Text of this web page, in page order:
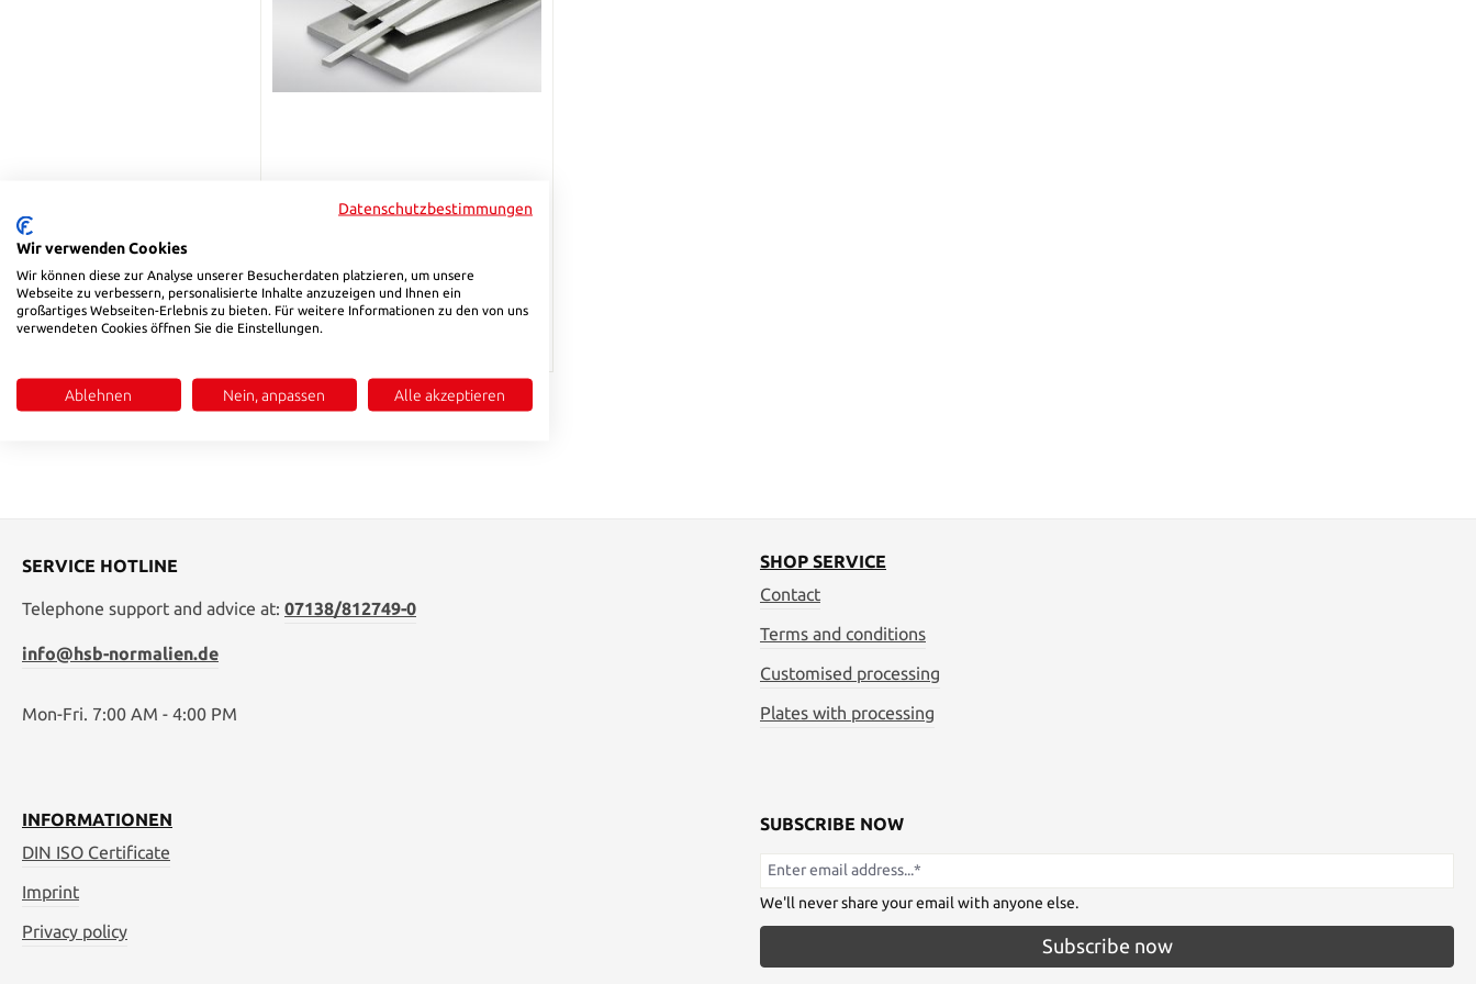
Regular price:
From
€39.00
SERVICE HOTLINE
Telephone support and advice at: 07138/812749-0
info@hsb-normalien.de
Mon-Fri. 7:00 AM - 4:00 PM
SHOP SERVICE
Contact
Terms and conditions
Customised processing
Plates with processing
INFORMATIONEN
DIN ISO Certificate
Imprint
Privacy policy
SUBSCRIBE NOW
We'll never share your email with anyone else.
Subscribe now
Datenschutzbestimmungen
Wir verwenden Cookies
Wir können diese zur Analyse unserer Besucherdaten platzieren, um unsere
Webseite zu verbessern, personalisierte Inhalte anzuzeigen und Ihnen ein
großartiges Webseiten-Erlebnis zu bieten. Für weitere Informationen zu den von uns
verwendeten Cookies öffnen Sie die Einstellungen.
Ablehnen Nein, anpassen Alle akzeptieren